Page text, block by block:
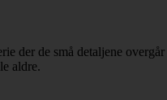
der de små detaljene
aldre.